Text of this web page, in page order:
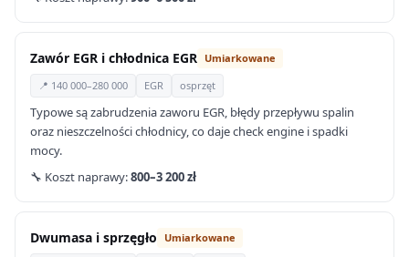
Zawór EGR i chłodnica EGR Umiarkowane
📍 140 000–280 000 EGR osprzęt
Typowe są zabrudzenia zaworu EGR, błędy przepływu spalin
oraz nieszczelności chłodnicy, co daje check engine i spadki
mocy.
🔧 Koszt naprawy:800–3 200 zł
Dwumasa i sprzęgło Umiarkowane